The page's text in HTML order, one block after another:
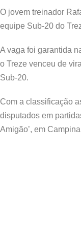
O jovem treinador
equipe Sub-20 do
A vaga foi garantida
o Treze venceu de
Sub-20.
Com a classificação
disputados em
Amigão’, em